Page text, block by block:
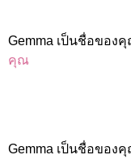
Gemma เป็นชื่อของ
คุณ
Gemma เป็นชื่อของ